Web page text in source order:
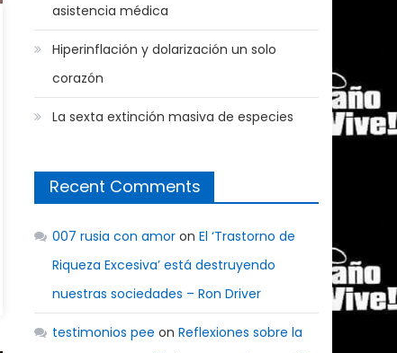
asistencia médica
Hiperinflación y dolarización un solo
corazón
La sexta extinción masiva de especies
Recent Comments
007 rusia con amor onEl ‘Trastorno de
Riqueza Excesiva’ está destruyendo
nuestras sociedades – Ron Driver
testimonios pee onReflexiones sobre la